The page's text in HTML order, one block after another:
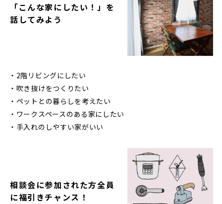
「こんな家にしたい！」を
話してみよう
・2階リビングにしたい
・吹き抜けをつくりたい
・ペットとの暮らしを考えたい
・ワークスペースのある家にしたい
・手入れのしやすい家がいい
相談会に参加された方全員
に福引きチャンス！